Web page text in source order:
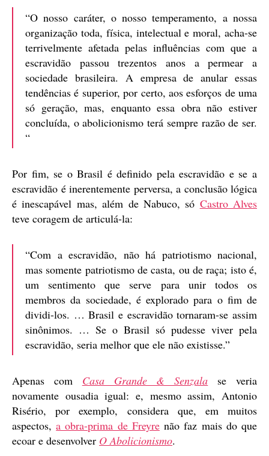
“O nosso caráter, o nosso temperamento, a nossa
organização toda, física, intelectual e moral, acha-se
terrivelmente afetada pelas influências com que a
escravidão passou trezentos anos a permear a
sociedade brasileira. A empresa de anular essas
tendências é superior, por certo, aos esforços de uma
só geração, mas, enquanto essa obra não estiver
concluída, o abolicionismo terá sempre razão de ser.
“
Por fim, se o Brasil é definido pela escravidão e se a
escravidão é inerentemente perversa, a conclusão lógica
é inescapável mas, além de Nabuco, só Castro Alves
teve coragem de articulá-la:
“Com a escravidão, não há patriotismo nacional,
mas somente patriotismo de casta, ou de raça; isto é,
um sentimento que serve para unir todos os
membros da sociedade, é explorado para o fim de
dividi-los. … Brasil e escravidão tornaram-se assim
sinônimos. … Se o Brasil só pudesse viver pela
escravidão, seria melhor que ele não existisse.”
Apenas com Casa Grande & Senzala se veria
novamente ousadia igual: e, mesmo assim, Antonio
Risério, por exemplo, considera que, em muitos
aspectos,a obra-prima de Freyrenão faz mais do que
ecoar e desenvolver O Abolicionismo.